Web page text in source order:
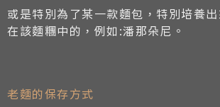
或是特別為了某一款麵包，特別培養
在該麵糰中的，例如:潘那朵尼。
老麵的保存方式